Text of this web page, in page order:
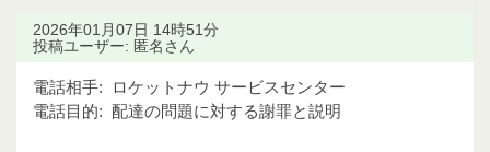
2026年01月07日 14時51分
投稿ユーザー: 匿名さん
電話相手:
ロケットナウ サービスセンター
電話目的: 配達の問題に対する謝罪と説明